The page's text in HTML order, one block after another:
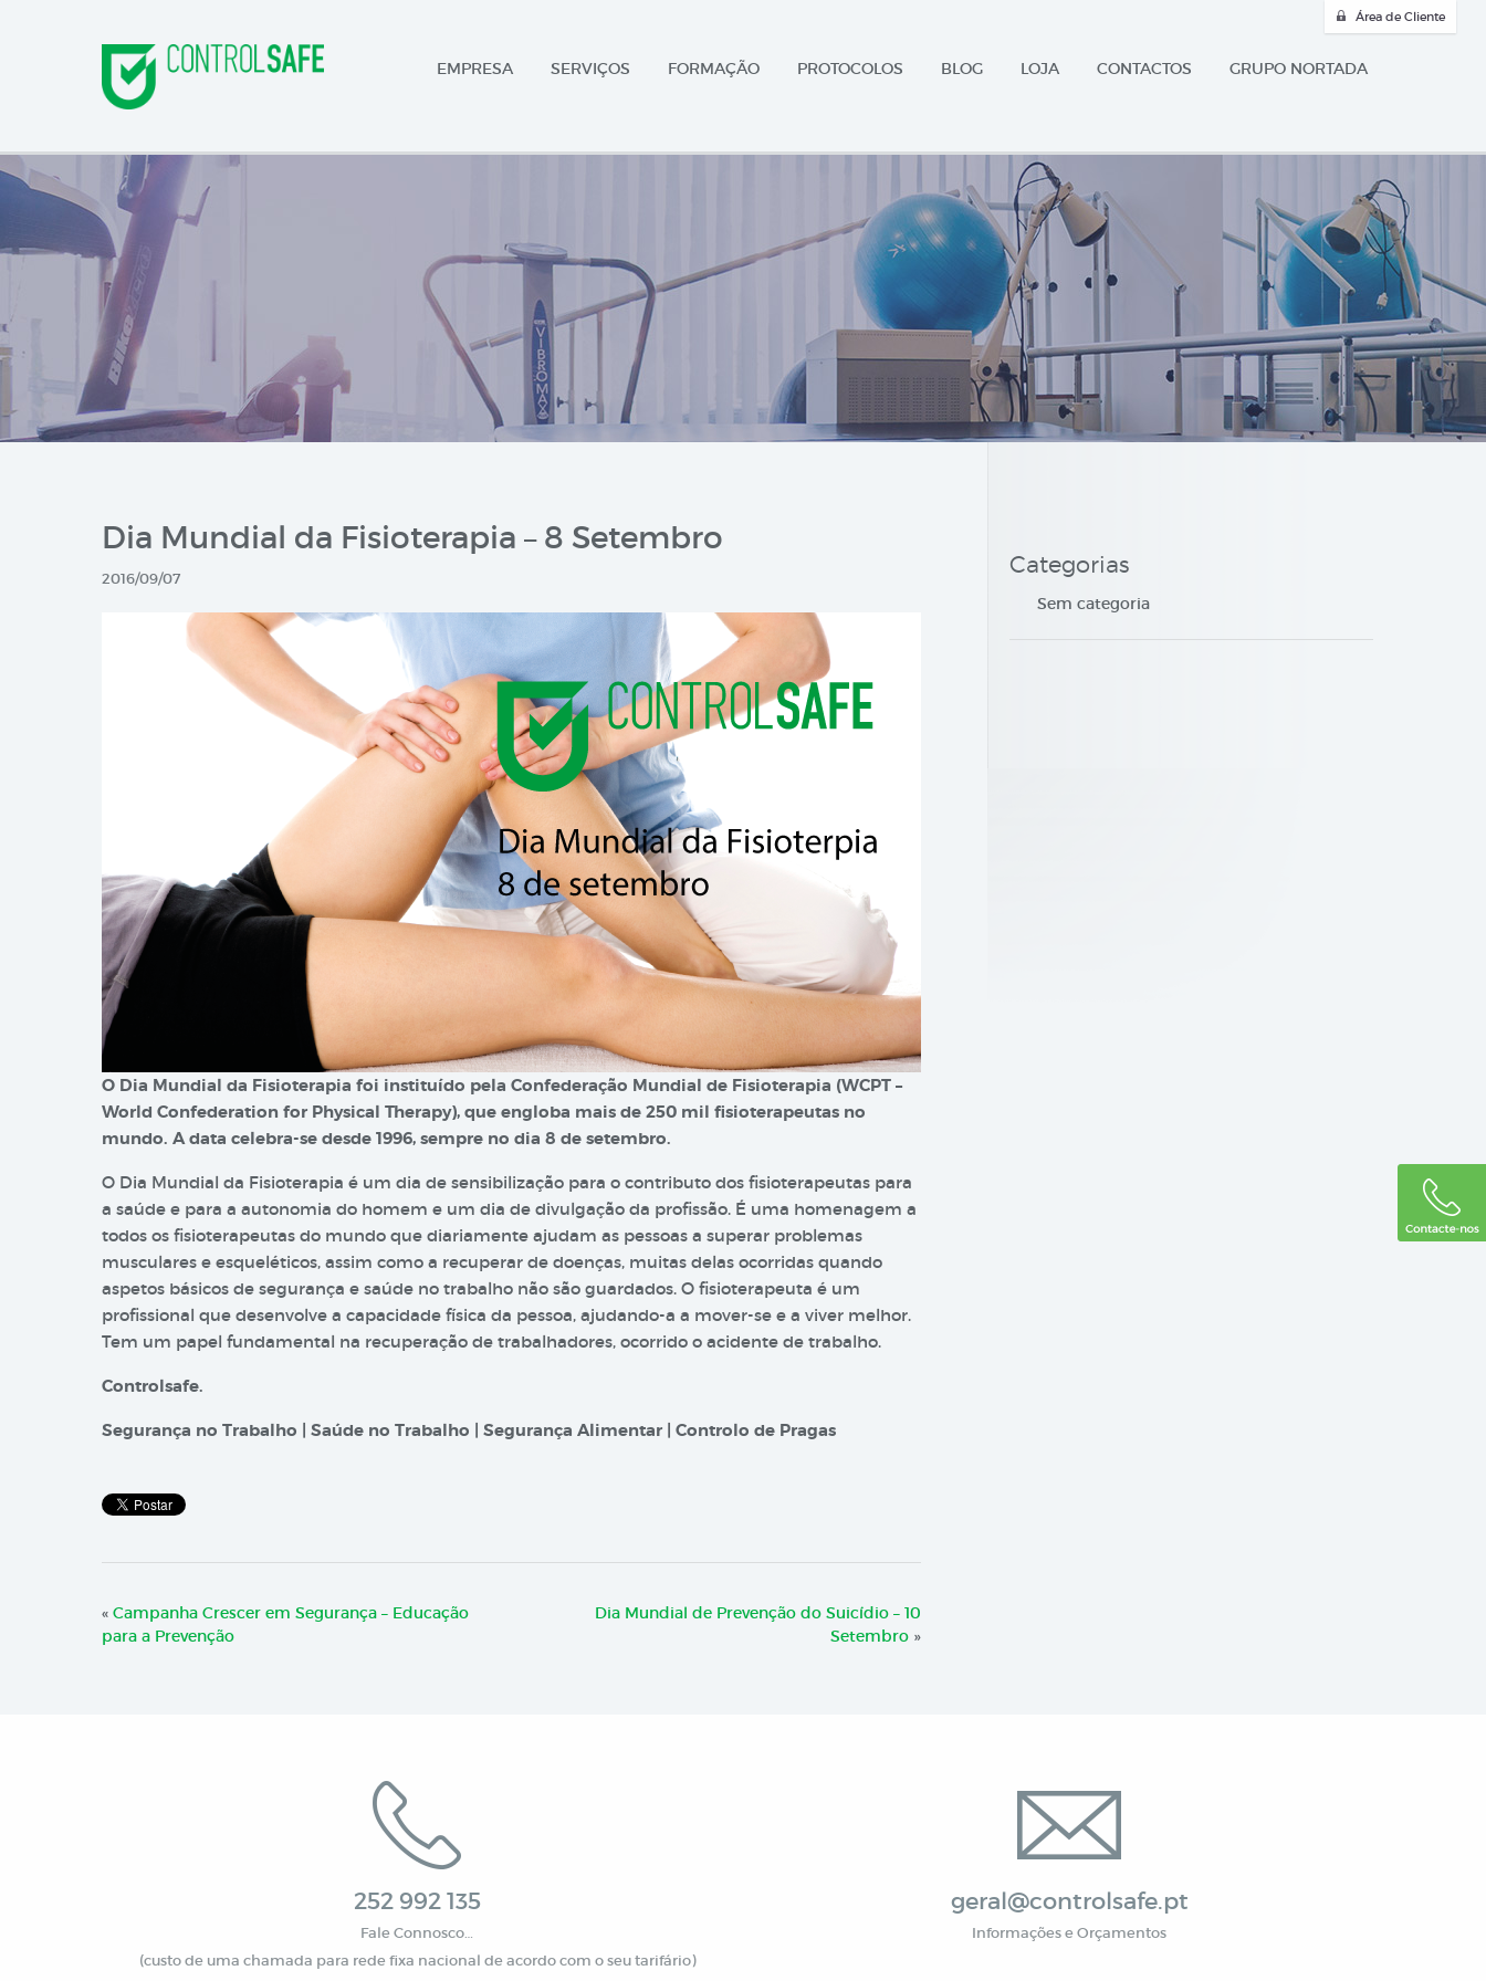
Área de Cliente
EMPRESA SERVIÇOS FORMAÇÃO PROTOCOLOS BLOG LOJA CONTACTOS GRUPO NORTADA
Dia Mundial da Fisioterapia – 8 Setembro
2016/09/07
O Dia Mundial da Fisioterapia foi instituído pela Confederação Mundial de Fisioterapia (WCPT –
World Confederation for Physical Therapy), que engloba mais de 250 mil fisioterapeutas no
mundo. A data celebra-se desde 1996, sempre no dia 8 de setembro.
O Dia Mundial da Fisioterapia é um dia de sensibilização para o contributo dos fisioterapeutas para
a saúde e para a autonomia do homem e um dia de divulgação da profissão. É uma homenagem a
todos os fisioterapeutas do mundo que diariamente ajudam as pessoas a superar problemas
musculares e esqueléticos, assim como a recuperar de doenças, muitas delas ocorridas quando
aspetos básicos de segurança e saúde no trabalho não são guardados. O fisioterapeuta é um
profissional que desenvolve a capacidade física da pessoa, ajudando-a a mover-se e a viver melhor.
Tem um papel fundamental na recuperação de trabalhadores, ocorrido o acidente de trabalho.
Controlsafe.
Segurança no Trabalho | Saúde no Trabalho | Segurança Alimentar | Controlo de Pragas
« Campanha Crescer em Segurança – Educação
para a Prevenção
Dia Mundial de Prevenção do Suicídio – 10
Setembro »
Categorias
Sem categoria
252 992 135
Fale Connosco…
(custo de uma chamada para rede fixa nacional de acordo com o seu tarifário)
geral@controlsafe.pt
Informações e Orçamentos